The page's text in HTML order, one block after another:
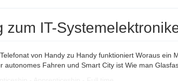
zum IT-
von Handy zu Handy funktioniert Woraus ein
autonomes Fahren und Smart City ist Wie man